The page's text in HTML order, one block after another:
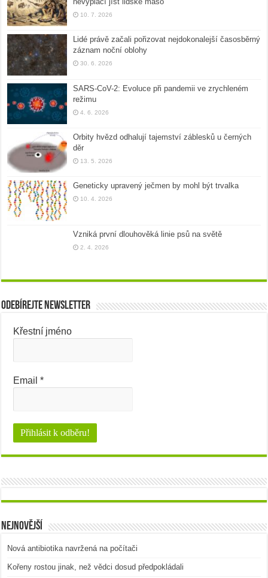
10. 7. 2026
Lidé právě začali pořizovat nejdokonalejší časosběrný
záznam noční oblohy
30. 6. 2026
SARS-CoV-2: Evoluce při pandemii ve zrychleném
režimu
4. 6. 2026
Orbity hvězd odhalují tajemství záblesků u černých
děr
13. 5. 2026
Geneticky upravený ječmen by mohl být trvalka
10. 4. 2026
Vzniká první dlouhověká linie psů na světě
2. 4. 2026
Odebírejte newsletter
Křestní jméno
Email*
Nejnovější
Nová antibiotika navržená na počítači
Kořeny rostou jinak, než vědci dosud předpokládali